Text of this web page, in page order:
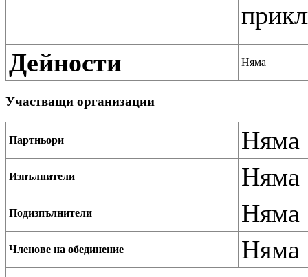
Дейности Няма
Участващи организации
Партньори Няма
Изпълнители Няма
Подизпълнители Няма
Членове на обединение Няма